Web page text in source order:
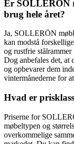
Er SOLLERÖN
brug hele året?
Ja, SOLLERÖN
kan modstå
og rustfrie
Dog anbefales det, at
og opbevarer dem
vintermånederne for
Hvad er
Priserne for
møbeltypen og
overkommelige